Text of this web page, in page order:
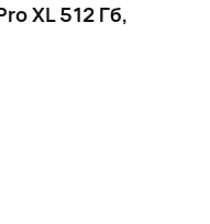
XL 512 Гб,